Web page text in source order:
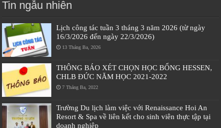
Tin ngẫu nhiên
Lịch công tác tuần 3 tháng 3 năm 2026 (từ ngày
16/3/2026 đến ngày 22/3/2026)
13 Tháng Ba, 2026
THÔNG BÁO XÉT CHỌN HỌC BỔNG HESSEN,
CHLB ĐỨC NĂM HỌC 2021-2022
7 Tháng Ba, 2022
Trường Du lịch làm việc với Renaissance Hoi An
Resort & Spa về liên kết cho sinh viên thực tập tại
doanh nghiệp